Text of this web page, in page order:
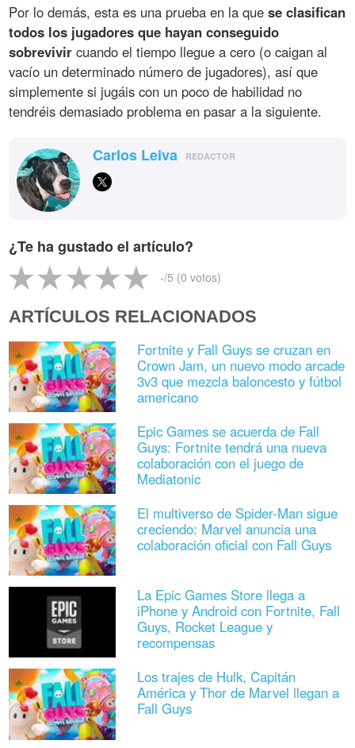
Por lo demás, esta es una prueba en la quese clasifican
todos los jugadores que hayan conseguido
sobrevivir cuando el tiempo llegue a cero (o caigan al
vacío un determinado número de jugadores), así que
simplemente si jugáis con un poco de habilidad no
tendréis demasiado problema en pasar a la siguiente.
Carlos Leiva REDACTOR
¿Te ha gustado el artículo?
-/5 (0 votos)
ARTÍCULOS RELACIONADOS
Fortnite y Fall Guys se cruzan en
Crown Jam, un nuevo modo arcade
3v3 que mezcla baloncesto y fútbol
americano
Epic Games se acuerda de Fall
Guys: Fortnite tendrá una nueva
colaboración con el juego de
Mediatonic
El multiverso de Spider-Man sigue
creciendo: Marvel anuncia una
colaboración oficial con Fall Guys
La Epic Games Store llega a
iPhone y Android con Fortnite, Fall
Guys, Rocket League y
recompensas
Los trajes de Hulk, Capitán
América y Thor de Marvel llegan a
Fall Guys